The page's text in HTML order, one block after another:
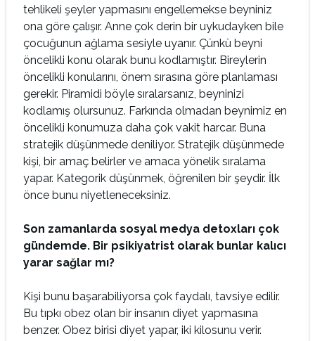
tehlikeli şeyler yapmasını engellemekse beyniniz
ona göre çalışır. Anne çok derin bir uykudayken bile
çocuğunun ağlama sesiyle uyanır. Çünkü beyni
öncelikli konu olarak bunu kodlamıştır. Bireylerin
öncelikli konularını, önem sırasına göre planlaması
gerekir. Piramidi böyle sıralarsanız, beyninizi
kodlamış olursunuz. Farkında olmadan beynimiz en
öncelikli konumuza daha çok vakit harcar. Buna
stratejik düşünmede deniliyor. Stratejik düşünmede
kişi, bir amaç belirler ve amaca yönelik sıralama
yapar. Kategorik düşünmek, öğrenilen bir şeydir. İlk
önce bunu niyetleneceksiniz.
Son zamanlarda sosyal medya detoxları çok
gündemde. Bir psikiyatrist olarak bunlar kalıcı
yarar sağlar mı?
Kişi bunu başarabiliyorsa çok faydalı, tavsiye edilir.
Bu tıpkı obez olan bir insanın diyet yapmasına
benzer. Obez birisi diyet yapar, iki kilosunu verir.